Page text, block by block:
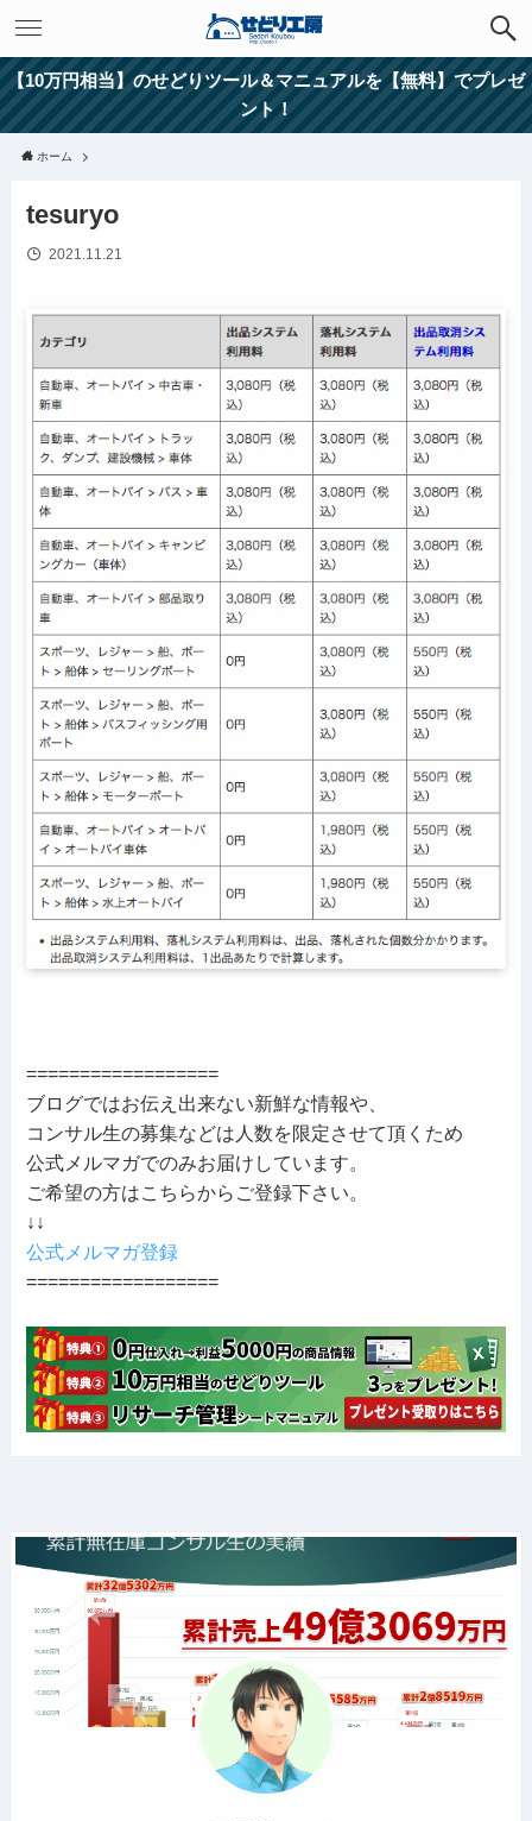
【10万円相当】のせどりツール＆マニュアルを【無料】でプレゼ
ント！
ホーム
tesuryo
2021.11.21
==================
ブログではお伝え出来ない新鮮な情報や、
コンサル生の募集などは人数を限定させて頂くため
公式メルマガでのみお届けしています。
ご希望の方はこちらからご登録下さい。
↓↓
公式メルマガ登録
==================